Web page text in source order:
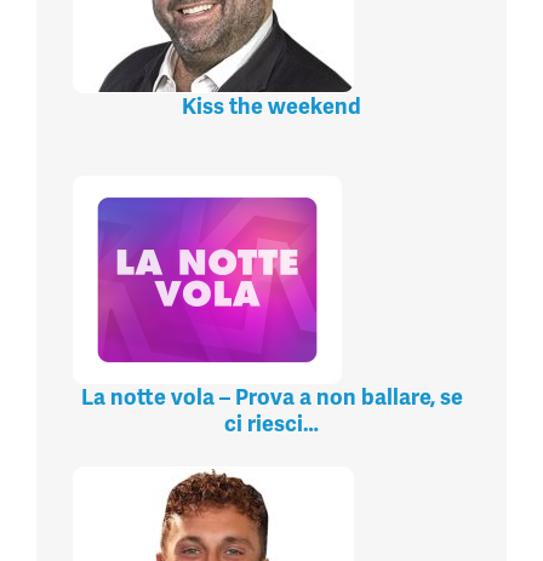
Kiss the weekend
La notte vola – Prova a non ballare, se
ci riesci…